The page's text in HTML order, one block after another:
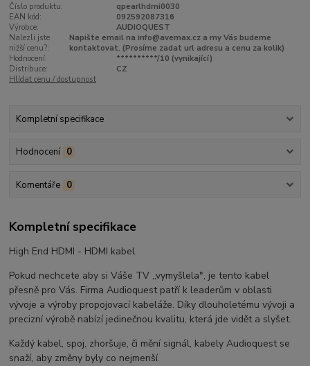
Číslo produktu:
qpearlhdmi0030
EAN kód:
092592087316
Výrobce:
AUDIOQUEST
Nalezli jste
nižší cenu?:
Napište email na info@avemax.cz a my Vás budeme
kontaktovat. (Prosíme zadat url adresu a cenu za kolik)
Hodnocení:
**********/10 (vynikající)
Distribuce:
CZ
Hlídat cenu / dostupnost
Kompletní specifikace
Hodnocení 0
Komentáře 0
Kompletní specifikace
High End HDMI - HDMI kabel.
Pokud nechcete aby si Váše TV ,,vymyšlela", je tento kabel
přesně pro Vás. Firma Audioquest patří k leaderům v oblasti
vývoje a výroby propojovací kabeláže. Díky dlouholetému vývoji a
precizní výrobě nabízí jedinečnou kvalitu, která jde vidět a slyšet.
Každý kabel, spoj, zhoršuje, či mění signál, kabely Audioquest se
snaží, aby změny byly co nejmenší.